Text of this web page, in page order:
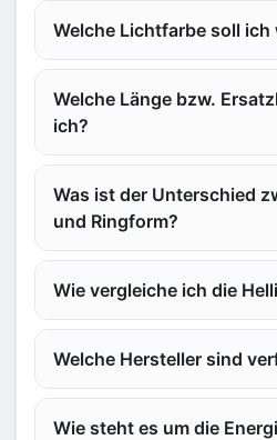
Welche Lichtfarbe soll ich
Welche Länge bzw.
ich?
Was ist der Unterschied
und Ringform?
Wie vergleiche ich die
Welche Hersteller sind
Wie steht es um die